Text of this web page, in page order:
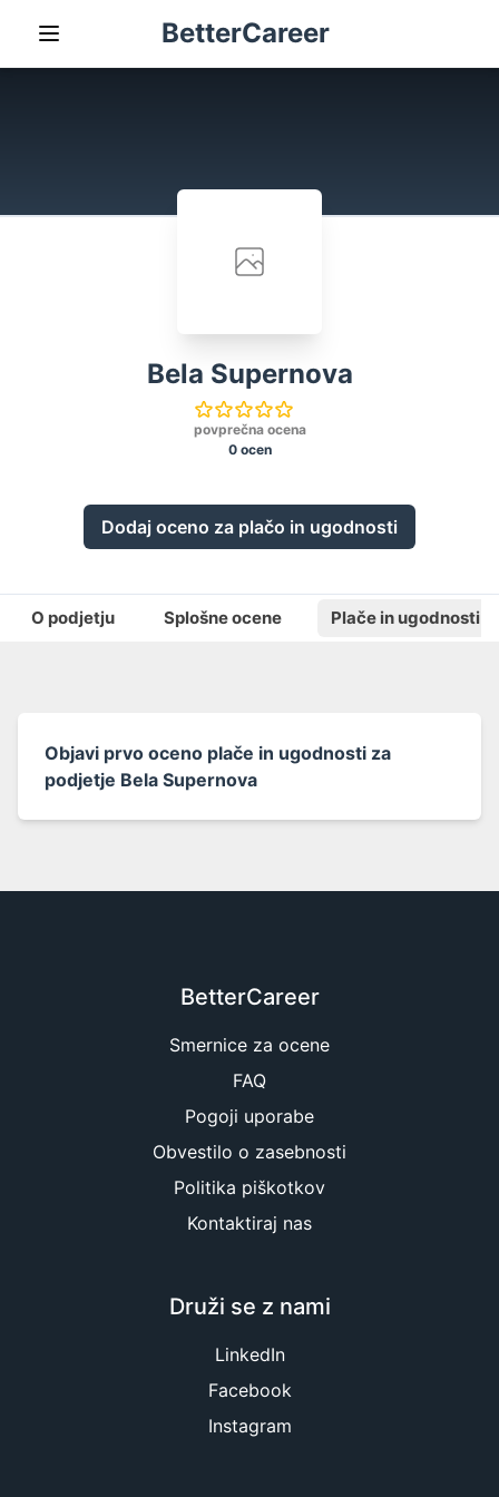
BetterCareer
Bela Supernova
povprečna ocena
0 ocen
Dodaj oceno za plačo in ugodnosti
O podjetju Splošne ocene Plače in ugodnosti
Objavi prvo oceno plače in ugodnosti za
podjetje Bela Supernova
BetterCareer
Smernice za ocene
FAQ
Pogoji uporabe
Obvestilo o zasebnosti
Politika piškotkov
Kontaktiraj nas
Druži se z nami
LinkedIn
Facebook
Instagram